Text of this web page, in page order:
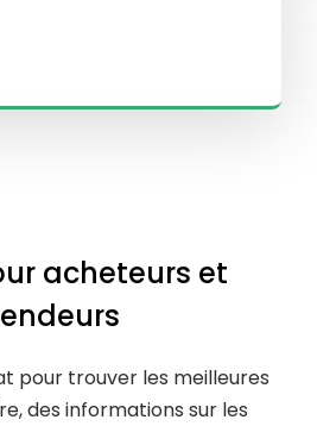
acheteurs et
pour trouver les meilleures
des informations sur les